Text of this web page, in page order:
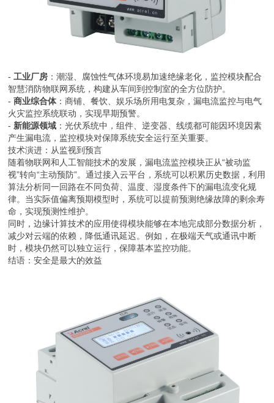
-工业厂房 ：潮湿、腐蚀性气体环境易加速绝缘老化，监控模块配合
智慧消防物联网系统，构建从车间到控制室的全方位防护。
-商业综合体：商铺、餐饮、娱乐场所用电复杂，漏电流监控与电气
火灾监控系统联动，实现早期预警。
-新能源领域 ：光伏系统中，组件、逆变器、线缆都可能因环境因素
产生漏电流，监控模块对保障系统安全运行至关重要。
技术演进：从监视到预言
随着物联网和人工智能技术的发展，漏电流监控模块正从“被动监
视”转向“主动预防”。通过接入云平台，系统可以积累历史数据，利用
算法分析同一回路在不同负荷、温度、湿度条件下的漏电流变化规
律。当实际值偏离预期模型时，系统可以提前预测绝缘故障的剩余寿
命，实现预测性维护。
同时，边缘计算技术的应用使得模块能够在本地完成部分数据分析，
减少对云端的依赖，降低通讯延迟。例如，在极端天气或通讯中断
时，模块仍然可以独立运行，保障基本监控功能。
结语：安全是最大的效益